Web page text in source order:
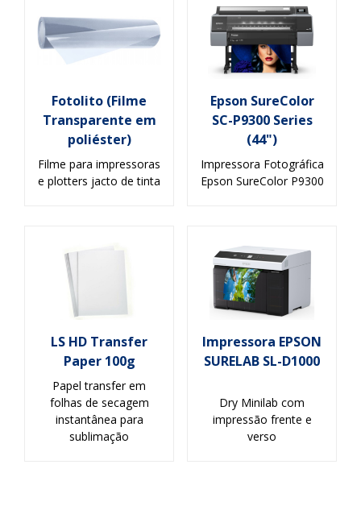
Fotolito (Filme
Transparente em
poliéster)
Filme para impressoras
e plotters jacto de tinta
Epson SureColor
SC-P9300 Series
(44")
Impressora Fotográfica
Epson SureColor P9300
LS HD Transfer
Paper 100g
Papel transfer em
folhas de secagem
instantânea para
sublimação
Impressora EPSON
SURELAB SL-D1000
Dry Minilab com
impressão frente e
verso